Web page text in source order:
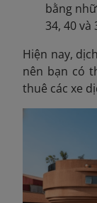
bằng
34, 40 và
Hiện nay,
nên bạn có
thuê các xe